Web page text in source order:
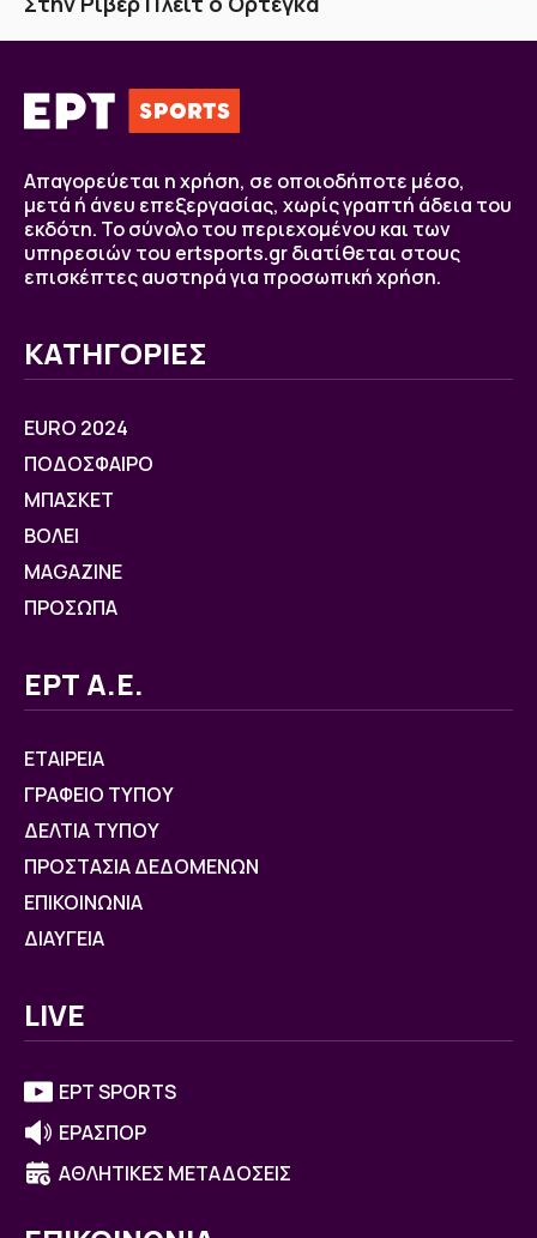
Απαγορεύεται η χρήση, σε οποιοδήποτε μέσο,
μετά ή άνευ επεξεργασίας, χωρίς γραπτή άδεια του
εκδότη. Το σύνολο του περιεχομένου και των
υπηρεσιών του ertsports.gr διατίθεται στους
επισκέπτες αυστηρά για προσωπική χρήση.
ΚΑΤΗΓΟΡΙΕΣ
EURO 2024
ΠΟΔΟΣΦΑΙΡΟ
ΜΠΑΣΚΕΤ
ΒOΛΕΙ
MAGAZINE
ΠΡΟΣΩΠΑ
ΕΡΤ Α.Ε.
ΕΤΑΙΡΕΙΑ
ΓΡΑΦΕΙΟ ΤΥΠΟΥ
ΔΕΛΤΙΑ ΤΥΠΟΥ
ΠΡΟΣΤΑΣΙΑ ΔΕΔΟΜΕΝΩΝ
ΕΠΙΚΟΙΝΩΝΙΑ
ΔΙΑΥΓΕΙΑ
LIVE
ΕΡΤ SPORTS
ΕΡΑΣΠΟΡ
ΑΘΛΗΤΙΚΕΣ ΜΕΤΑΔΟΣΕΙΣ